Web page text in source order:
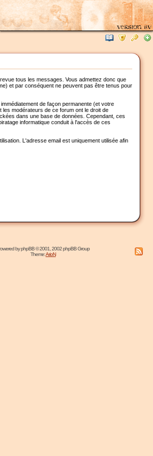
tous les messages. Vous admettez donc que
et par conséquent ne peuvent pas être tenus pour
de façon permanente (et votre
modérateurs de ce forum ont le droit de
dans une base de données. Cependant, ces
informatique conduit à l'accès de ces
L'adresse email est uniquement utilisée afin
byphpBB© 2001, 2002 phpBB Group
Theme:ArioN